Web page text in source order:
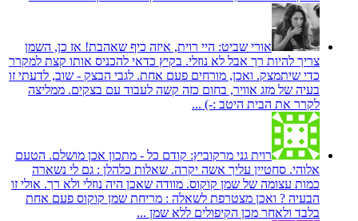
אורי שביט: היי רוית, איזה כיף שאהבת! אז כן, השמן
צריך להיות רך אבל לא נוזלי. בקיץ כדאי להכניס אותו קצת למקרר
כדי שיתמצק. ואכן, מורחים פעם אחת. לגבי הבצק - שוב, לדעתי זו
בעיה של מזג אוויר, בחום כזה קשה לעבוד עם בצקים. ממליצה
לקרר את הבית היטב :-) ...
רוית גני מרקוביץ: קודם כל - מתכון אכן מושלם. הטעם
אלוהי. סחטיין עליך אשה יקרה. שאלות כלהלן : גם לי נשארה
כמות עצומה של שמן קוקוס. מוודה שאכן היה נוזלי ולא רך. אולי זו
הבעיה ? ואכן מצטרפת לשאלה : מריחת שמן קוקוס פעם אחת
בלבד ולאחר מכן הקיפולים ללא שמן ...